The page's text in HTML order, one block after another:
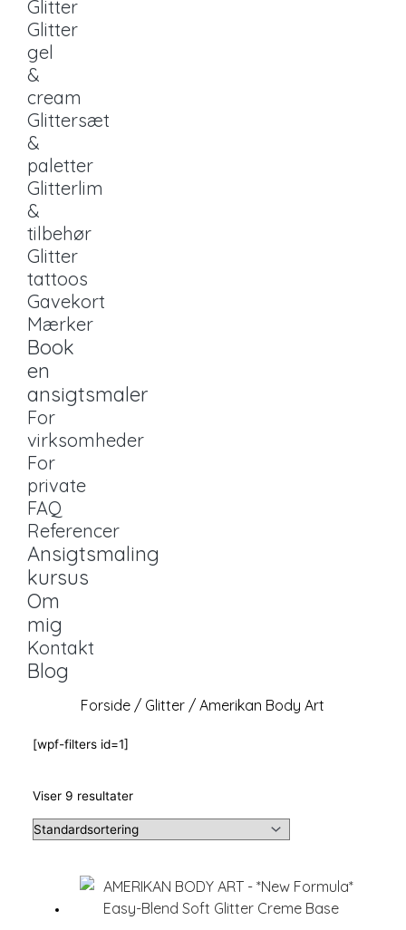
Glitter
Glitter
gel
&
cream
Glittersæt
&
paletter
Glitterlim
&
tilbehør
Glitter
tattoos
Gavekort
Mærker
Book
en
ansigtsmaler
For
virksomheder
For
private
FAQ
Referencer
Ansigtsmaling
kursus
Om
mig
Kontakt
Blog
Forside / Glitter / Amerikan Body Art
[wpf-filters id=1]
Viser 9 resultater